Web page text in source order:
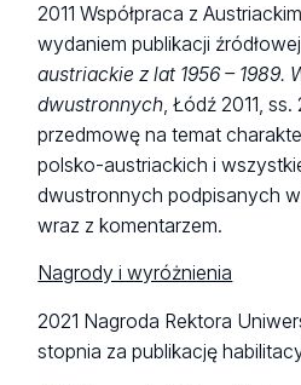
2011 Współpraca z
wydaniem publikacji
austriackie z lat 1956 – 1989.
dwustronnych, Łódź 2011,
przedmowę na temat
polsko-austriackich i
dwustronnych podpisanych
wraz z komentarzem.
Nagrody i wyróżnienia
2021 Nagroda Rektora
stopnia za publikację